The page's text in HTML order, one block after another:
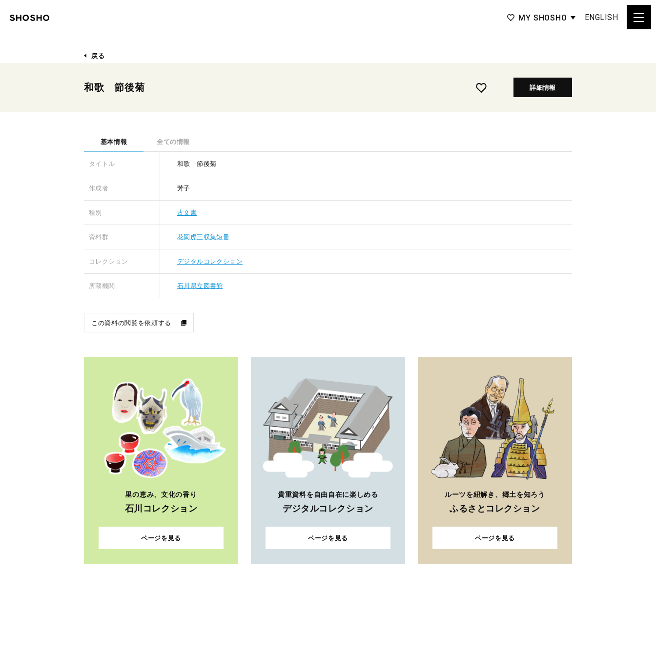
MY SHOSHO ENGLISH
戻る
和歌 節後菊 詳細情報
基本情報 全ての情報
タイトル 和歌 節後菊
作成者 芳子
種別 古文書
資料群 花岡虎三収集短冊
コレクション デジタルコレクション
所蔵機関 石川県立図書館
この資料の閲覧を依頼する
里の恵み、文化の香り
石川コレクション
ページを見る
貴重資料を自由自在に楽しめる
デジタルコレクション
ページを見る
ルーツを紐解き、郷土を知ろう
ふるさとコレクション
ページを見る